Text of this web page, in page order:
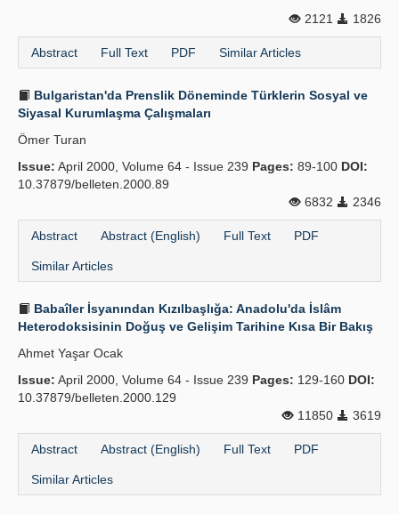
2121
1826
Abstract Full Text PDF Similar Articles
Bulgaristan'da Prenslik Döneminde Türklerin Sosyal ve
Siyasal Kurumlaşma Çalışmaları
Ömer Turan
Issue: April 2000, Volume 64 - Issue 239 Pages: 89-100 DOI:
10.37879/belleten.2000.89
6832
2346
Abstract Abstract (English) Full Text PDF
Similar Articles
Babaîler İsyanından Kızılbaşlığa: Anadolu'da İslâm
Heterodoksisinin Doğuş ve Gelişim Tarihine Kısa Bir Bakış
Ahmet Yaşar Ocak
Issue: April 2000, Volume 64 - Issue 239 Pages: 129-160 DOI:
10.37879/belleten.2000.129
11850
3619
Abstract Abstract (English) Full Text PDF
Similar Articles